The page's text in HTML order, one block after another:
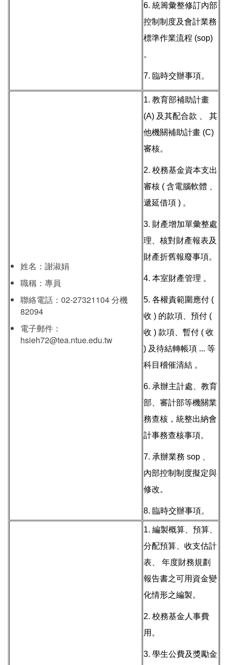
6. 統籌彙整修訂內部
控制制度及會計業務
標準作業流程 (sop)
。
7. 臨時交辦事項。
姓名：謝淑娟
職稱：專員
聯絡電話：02-27321104 分機
82094
電子郵件：
hsieh72@tea.ntue.edu.tw
1. 教育部補助計畫
(A) 及其配合款 、 其
他機關補助計畫 (C)
審核。
2. 校務基金資本支出
審核 ( 含電腦軟體 、
遞延借項 ) 。
3. 財產增加單彙整處
理、核對財產報表及
財產折舊報廢事項。
4. 本室財產管理 。
5. 各權責範圍應付 (
收 ) 的款項、預付 (
收 ) 款項、暫付 ( 收
) 及待結轉帳項 ... 等
科目稽催清結 。
6. 承辦主計處、教育
部、審計部等機關業
務查核，統整出納會
計事務查核事項。
7. 承辦業務 sop 、
內部控制制度擬定與
修改。
8. 臨時交辦事項。
1. 編製概算、預算、
分配預算、收支估計
表、 年度財務規劃
報告書之可用資金變
化情形之編製。
2. 校務基金人事費
用。
3. 學生公費及獎勵金